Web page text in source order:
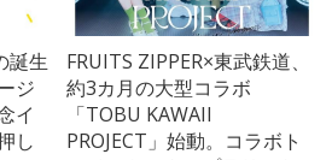
誕生
ジ
イ
し
FRUITS ZIPPER×東武鉄道、
約3カ月の大型コラボ
「TOBU KAWAII
PROJECT」始動。コラボト